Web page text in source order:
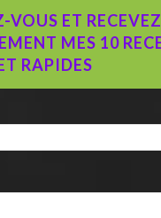
VOUS ET RECEVEZ
MES 10
RAPIDES